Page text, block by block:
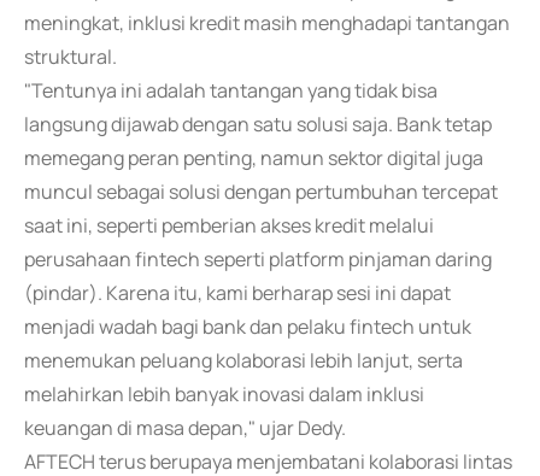
meningkat, inklusi kredit masih menghadapi tantangan
struktural.
"Tentunya ini adalah tantangan yang tidak bisa
langsung dijawab dengan satu solusi saja. Bank tetap
memegang peran penting, namun sektor digital juga
muncul sebagai solusi dengan pertumbuhan tercepat
saat ini, seperti pemberian akses kredit melalui
perusahaan fintech seperti platform pinjaman daring
(pindar). Karena itu, kami berharap sesi ini dapat
menjadi wadah bagi bank dan pelaku fintech untuk
menemukan peluang kolaborasi lebih lanjut, serta
melahirkan lebih banyak inovasi dalam inklusi
keuangan di masa depan," ujar Dedy.
AFTECH terus berupaya menjembatani kolaborasi lintas